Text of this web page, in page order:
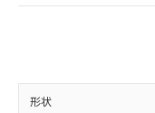
形状